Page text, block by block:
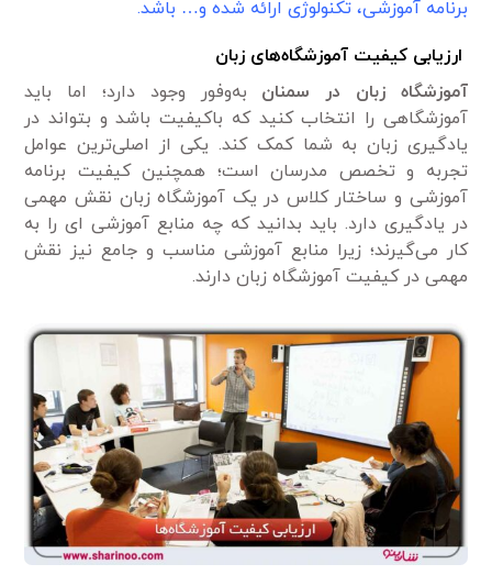
برنامه آموزشی، تکنولوژی ارائه شده و… باشد.
ارزیابی کیفیت آموزشگاه‌های زبان
آموزشگاه زبان در سمنان به‌وفور وجود دارد؛ اما باید
آموزشگاهی را انتخاب کنید که باکیفیت باشد و بتواند در
یادگیری زبان به شما کمک کند. یکی از اصلی‌ترین عوامل
تجربه و تخصص مدرسان است؛ همچنین کیفیت برنامه
آموزشی و ساختار کلاس در یک آموزشگاه زبان نقش مهمی
در یادگیری دارد. باید بدانید که چه منابع آموزشی ای را به
کار می‌گیرند؛ زیرا منابع آموزشی مناسب و جامع نیز نقش
مهمی در کیفیت آموزشگاه زبان دارند.